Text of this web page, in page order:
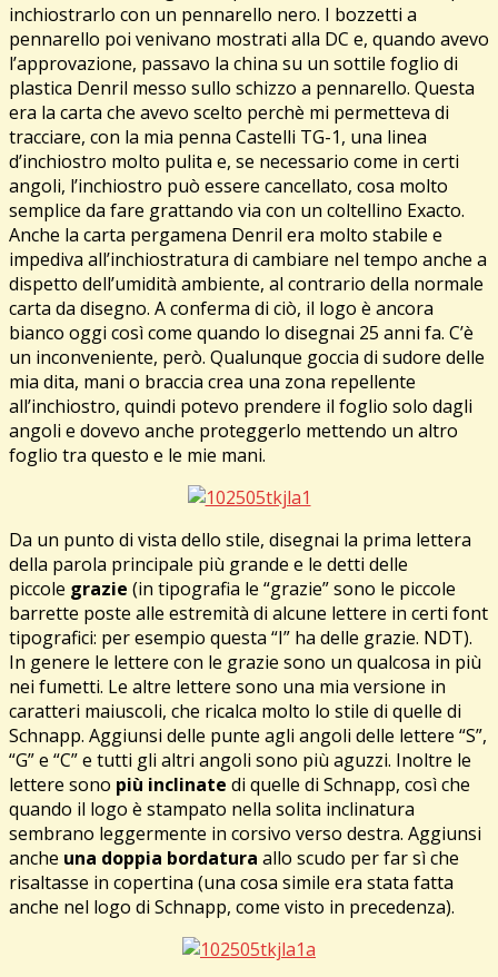
inchiostrarlo con un pennarello nero. I bozzetti a
pennarello poi venivano mostrati alla DC e, quando avevo
l’approvazione, passavo la china su un sottile foglio di
plastica Denril messo sullo schizzo a pennarello. Questa
era la carta che avevo scelto perchè mi permetteva di
tracciare, con la mia penna Castelli TG-1, una linea
d’inchiostro molto pulita e, se necessario come in certi
angoli, l’inchiostro può essere cancellato, cosa molto
semplice da fare grattando via con un coltellino Exacto.
Anche la carta pergamena Denril era molto stabile e
impediva all’inchiostratura di cambiare nel tempo anche a
dispetto dell’umidità ambiente, al contrario della normale
carta da disegno. A conferma di ciò, il logo è ancora
bianco oggi così come quando lo disegnai 25 anni fa. C’è
un inconveniente, però. Qualunque goccia di sudore delle
mia dita, mani o braccia crea una zona repellente
all’inchiostro, quindi potevo prendere il foglio solo dagli
angoli e dovevo anche proteggerlo mettendo un altro
foglio tra questo e le mie mani.
Da un punto di vista dello stile, disegnai la prima lettera
della parola principale più grande e le detti delle
piccole grazie (in tipografia le “grazie” sono le piccole
barrette poste alle estremità di alcune lettere in certi font
tipografici: per esempio questa “I” ha delle grazie. NDT).
In genere le lettere con le grazie sono un qualcosa in più
nei fumetti. Le altre lettere sono una mia versione in
caratteri maiuscoli, che ricalca molto lo stile di quelle di
Schnapp. Aggiunsi delle punte agli angoli delle lettere “S”,
“G” e “C” e tutti gli altri angoli sono più aguzzi. Inoltre le
lettere sono più inclinate di quelle di Schnapp, così che
quando il logo è stampato nella solita inclinatura
sembrano leggermente in corsivo verso destra. Aggiunsi
anche una doppia bordatura allo scudo per far sì che
risaltasse in copertina (una cosa simile era stata fatta
anche nel logo di Schnapp, come visto in precedenza).